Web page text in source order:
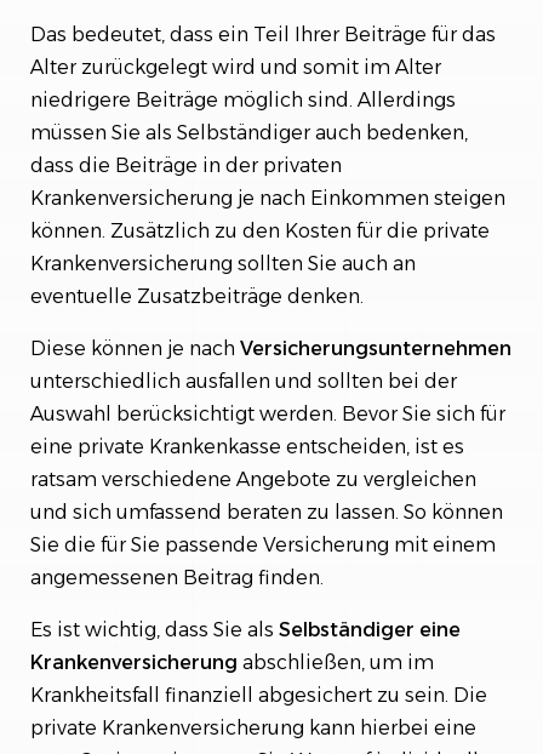
Das bedeutet, dass ein Teil Ihrer Beiträge für das
Alter zurückgelegt wird und somit im Alter
niedrigere Beiträge möglich sind. Allerdings
müssen Sie als Selbständiger auch bedenken,
dass die Beiträge in der privaten
Krankenversicherung je nach Einkommen steigen
können. Zusätzlich zu den Kosten für die private
Krankenversicherung sollten Sie auch an
eventuelle Zusatzbeiträge denken.
Diese können je nach Versicherungsunternehmen
unterschiedlich ausfallen und sollten bei der
Auswahl berücksichtigt werden. Bevor Sie sich für
eine private Krankenkasse entscheiden, ist es
ratsam verschiedene Angebote zu vergleichen
und sich umfassend beraten zu lassen. So können
Sie die für Sie passende Versicherung mit einem
angemessenen Beitrag finden.
Es ist wichtig, dass Sie als Selbständiger eine
Krankenversicherung abschließen, um im
Krankheitsfall finanziell abgesichert zu sein. Die
private Krankenversicherung kann hierbei eine